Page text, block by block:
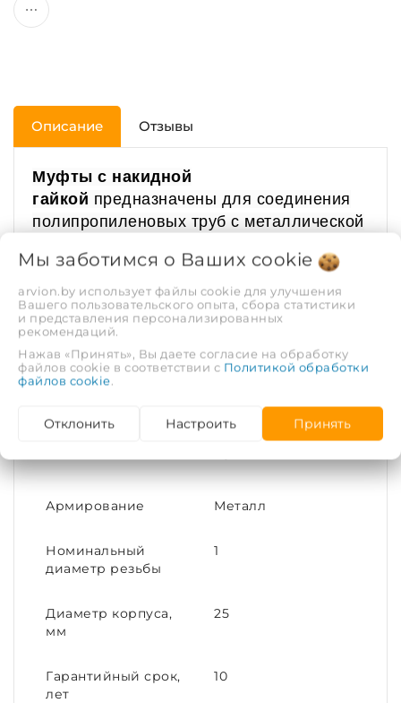
Описание Отзывы
Муфты с накидной
гайкой предназначены для соединения
полипропиленовых труб с металлической
Выпускаются диаметрами 20 мм х1/2, 20
мм х3/4,25 мм х1/2 и 25 мм х3/4. Длина
муфты от 44 до 49 мм (в зависимости от
диаметра). Применяется при
максимальной температуре
перекачиваемой воды - 80ºС
лет. Срок службы - не менее 50 лет.
Армирование Металл
Номинальный
диаметр резьбы
1
Диаметр корпуса,
мм
25
Гарантийный срок,
лет
10
Мы заботимся о Ваших cookie
arvion.by использует файлы cookie для улучшения
Вашего пользовательского опыта, сбора статистики
и представления персонализированных
рекомендаций.
Нажав «Принять», Вы даете согласие на обработку
файлов cookie в соответствии с Политикой обработки
файлов cookie
Отклонить Настроить Принять